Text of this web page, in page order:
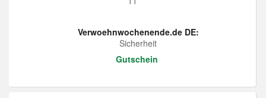
Verwoehnwochenende.de DE:
Sicherheit
Gutschein